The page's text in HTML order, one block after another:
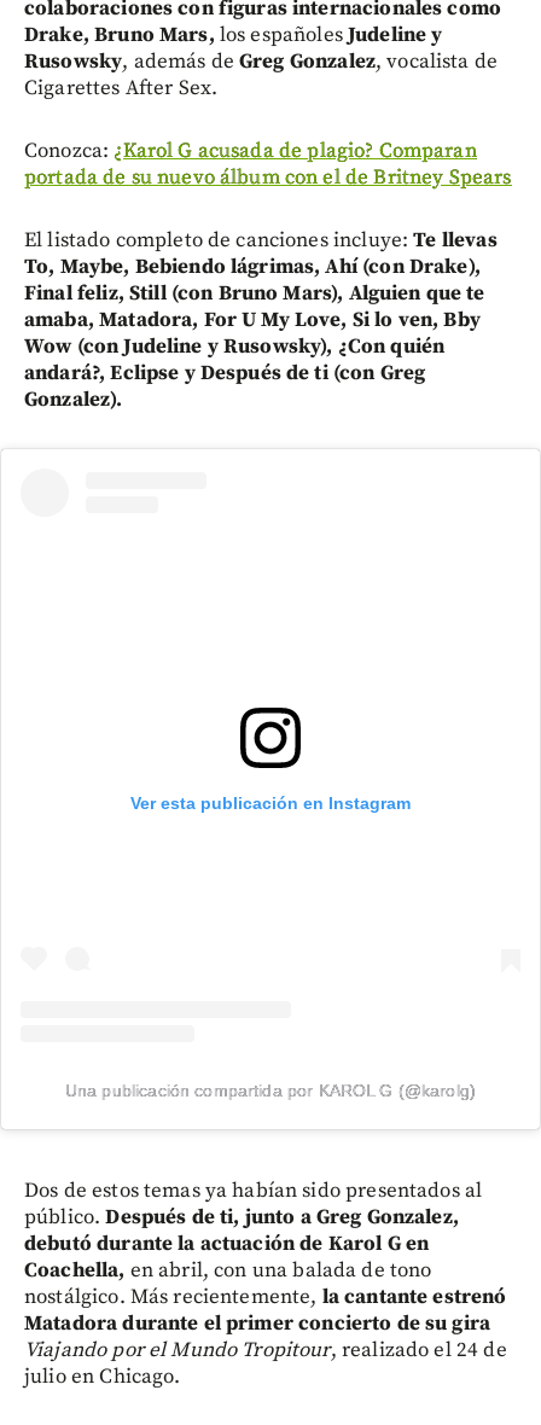
colaboraciones con figuras internacionales como
Drake, Bruno Mars, los españolesJudeline y
Rusowsky, además de Greg Gonzalez, vocalista de
Cigarettes After Sex.
Conozca: ¿Karol G acusada de plagio? Comparan
portada de su nuevo álbum con el de Britney Spears
El listado completo de canciones incluye:Te llevas
To, Maybe, Bebiendo lágrimas, Ahí (con Drake),
Final feliz, Still (con Bruno Mars), Alguien que te
amaba, Matadora, For U My Love, Si lo ven, Bby
Wow (con Judeline y Rusowsky), ¿Con quién
andará?, Eclipse y Después de ti (con Greg
Gonzalez).
Ver esta publicación en Instagram
Una publicación compartida por KAROL G (@karolg)
Dos de estos temas ya habían sido presentados al
público. Después de ti, junto a Greg Gonzalez,
debutó durante la actuación de Karol G en
Coachella, en abril, con una balada de tono
nostálgico. Más recientemente, la cantante estrenó
Matadoradurante el primer concierto de su gira
Viajando por el Mundo Tropitour, realizado el 24 de
julio en Chicago.